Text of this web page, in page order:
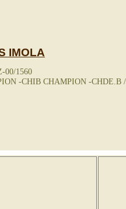
IMOLA
00/1560
-CHIB CHAMPION -CHDE.B